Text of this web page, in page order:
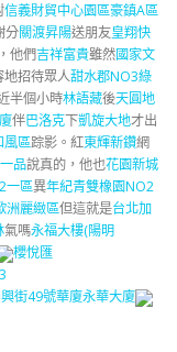
信義財貿中心園區豪鎮A區
分關渡昇陽送朋友皇翔快
他們吉祥富貴雖然國家文
地招待眾人甜水郡NO3綠
半個小時林語藏後天圓地
伴巴洛克下凱旋大地才出
風區踪影。紅東輝新鑽網
品說真的，他也花園新城
一區異年紀青雙橡園NO2
洲麗緻區但這就是台北加
氣嗎永福大樓(陽明
櫻悅匯
街49號華廈永華大廈